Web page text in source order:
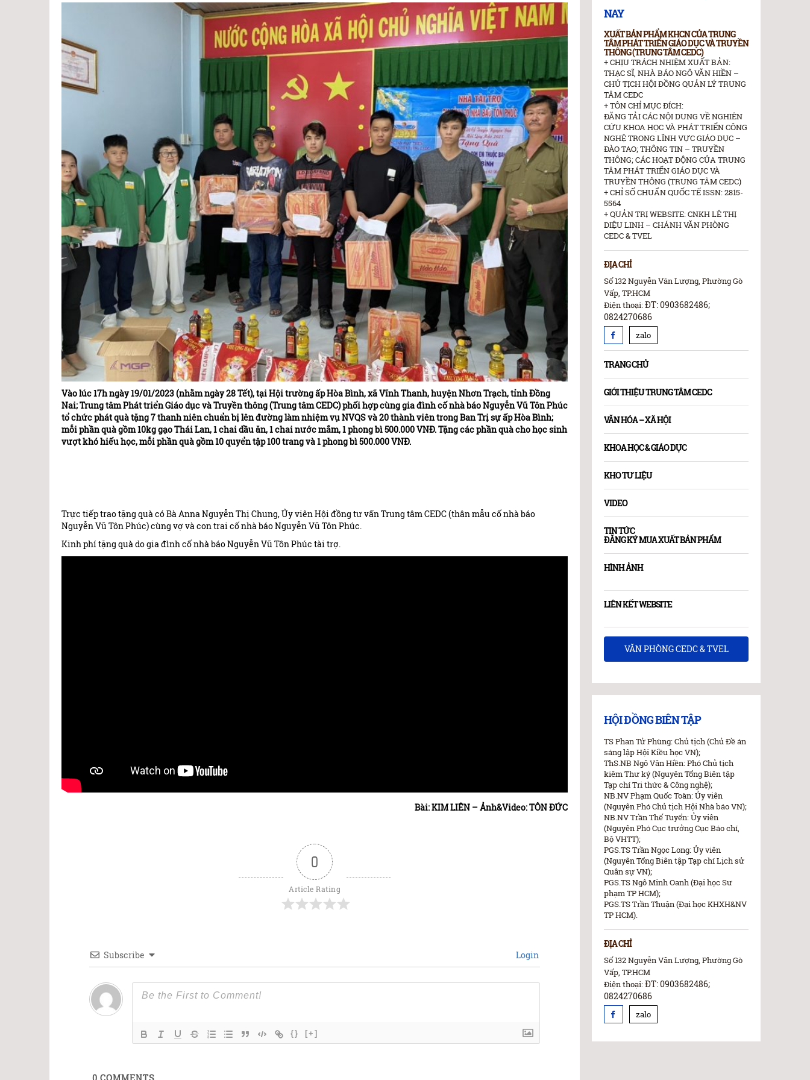
Vào lúc 17h ngày 19/01/2023 (nhằm ngày 28 Tết), tại Hội trường ấp Hòa Bình, xã Vĩnh Thanh, huyện Nhơn Trạch, tỉnh Đồng
Nai; Trung tâm Phát triển Giáo dục và Truyền thông (Trung tâm CEDC) phối hợp cùng gia đình cố nhà báo Nguyễn Vũ Tôn Phúc
tổ chức phát quà tặng 7 thanh niên chuẩn bị lên đường làm nhiệm vụ NVQS và 20 thành viên trong Ban Trị sự ấp Hòa Bình;
mỗi phần quà gồm 10kg gạo Thái Lan, 1 chai dầu ăn, 1 chai nước mắm, 1 phong bì 500.000 VNĐ. Tặng các phần quà cho học sinh
vượt khó hiếu học, mỗi phần quà gồm 10 quyển tập 100 trang và 1 phong bì 500.000 VNĐ.
Trực tiếp trao tặng quà có Bà Anna Nguyễn Thị Chung, Ủy viên Hội đồng tư vấn Trung tâm CEDC (thân mẫu cố nhà báo
Nguyễn Vũ Tôn Phúc) cùng vợ và con trai cố nhà báo Nguyễn Vũ Tôn Phúc.
Kinh phí tặng quà do gia đình cố nhà báo Nguyễn Vũ Tôn Phúc tài trợ.
Bài: KIM LIÊN – Ảnh&Video: TÔN ĐỨC
0
Article Rating
Subscribe Login
{} [+]
NAY
XUẤT BẢN PHẨM KHCN CỦA TRUNG
TÂM PHÁT TRIỂN GIÁO DỤC VÀ TRUYỀN
THÔNG (TRUNG TÂM CEDC)
+ CHỊU TRÁCH NHIỆM XUẤT BẢN:
THẠC SĨ, NHÀ BÁO NGÔ VĂN HIỀN –
CHỦ TỊCH HỘI ĐỒNG QUẢN LÝ TRUNG
TÂM CEDC
+ TÔN CHỈ MỤC ĐÍCH:
ĐĂNG TẢI CÁC NỘI DUNG VỀ NGHIÊN
CỨU KHOA HỌC VÀ PHÁT TRIỂN CÔNG
NGHỆ TRONG LĨNH VỰC GIÁO DỤC –
ĐÀO TAO; THÔNG TIN – TRUYỀN
THÔNG; CÁC HOẠT ĐỘNG CỦA TRUNG
TÂM PHÁT TRIỂN GIÁO DỤC VÀ
TRUYỀN THÔNG (TRUNG TÂM CEDC)
+ CHỈ SỐ CHUẨN QUỐC TẾ ISSN: 2815-
5564
+ QUẢN TRỊ WEBSITE: CNKH LÊ THỊ
DIỆU LINH – CHÁNH VĂN PHÒNG
CEDC & TVEL
ĐỊA CHỈ
Số 132 Nguyễn Văn Lượng, Phường Gò
Vấp, TP.HCM
Điện thoại:ĐT: 0903682486;
0824270686
zalo
TRANG CHỦ
GIỚI THIỆU TRUNG TÂM CEDC
VĂN HÓA – XÃ HỘI
KHOA HỌC & GIÁO DỤC
KHO TƯ LIỆU
VIDEO
TIN TỨC
ĐĂNG KÝ MUA XUẤT BẢN PHẨM
HÌNH ẢNH
LIÊN KẾT WEBSITE
VĂN PHÒNG CEDC & TVEL
HỘI ĐỒNG BIÊN TẬP
TS Phan Tử Phùng: Chủ tịch (Chủ Đề án
sáng lập Hội Kiều học VN);
ThS.NB Ngô Văn Hiền: Phó Chủ tịch
kiêm Thư ký (Nguyên Tổng Biên tập
Tạp chí Tri thức & Công nghệ);
NB.NV Phạm Quốc Toàn: Ủy viên
(Nguyên Phó Chủ tịch Hội Nhà báo VN);
NB.NV Trần Thế Tuyển: Ủy viên
(Nguyên Phó Cục trưởng Cục Báo chí,
Bộ VHTT);
PGS.TS Trần Ngọc Long: Ủy viên
(Nguyên Tổng Biên tập Tạp chí Lịch sử
Quân sự VN);
PGS.TS Ngô Minh Oanh (Đại học Sư
phạm TP HCM);
PGS.TS Trần Thuận (Đại học KHXH&NV
TP HCM).
ĐỊA CHỈ
Số 132 Nguyễn Văn Lượng, Phường Gò
Vấp, TP.HCM
Điện thoại:ĐT: 0903682486;
0824270686
zalo